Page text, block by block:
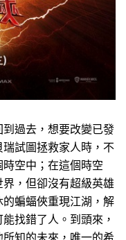
過去，想要改變已發
試圖拯救家人時，不
空中；在這個時空
，但卻沒有超級英雄
蝙蝠俠重現江湖，解
找錯了人。到頭來，